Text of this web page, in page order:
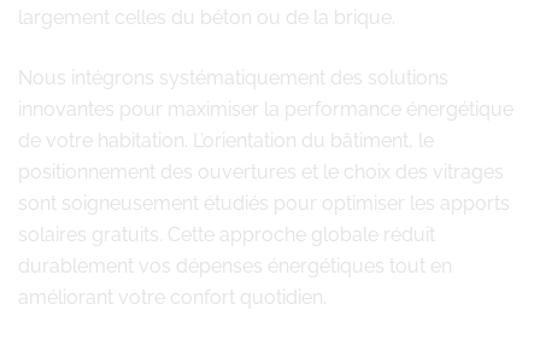
largement celles du béton ou de la brique.
Nous intégrons systématiquement des solutions
innovantes pour maximiser la performance énergétique
de votre habitation. L’orientation du bâtiment, le
positionnement des ouvertures et le choix des vitrages
sont soigneusement étudiés pour optimiser les apports
solaires gratuits. Cette approche globale réduit
durablement vos dépenses énergétiques tout en
améliorant votre confort quotidien.